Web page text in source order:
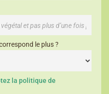
le plus ?
la politique de